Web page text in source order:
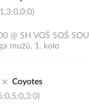
@ SH VOŠ SOŠ
mužů, 1. kolo
Coyotes